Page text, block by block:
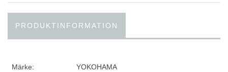
PRODUKTINFORMATION
Märke: YOKOHAMA